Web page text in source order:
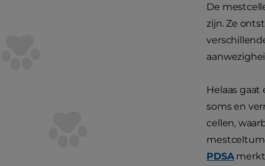
De
zijn. Ze
Helaas
soms en
cellen,
PDSAmerkt